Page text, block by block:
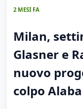
2 MESI FA
Milan,
Glasner e
nuovo
colpo